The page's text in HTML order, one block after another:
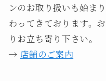
ンのお取り扱いも始ま
わってきております。
りお立ち寄り下さい。
→ 店舗のご案内